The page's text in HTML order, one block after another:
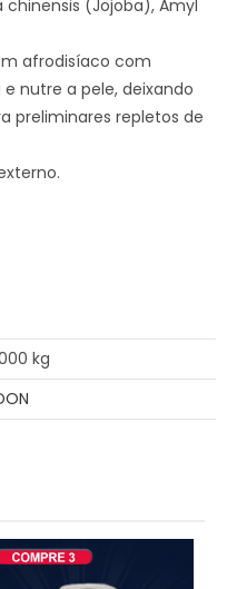
(Jojoba), Amyl
afrodisíaco com
nutre a pele, deixando
preliminares repletos de
kg